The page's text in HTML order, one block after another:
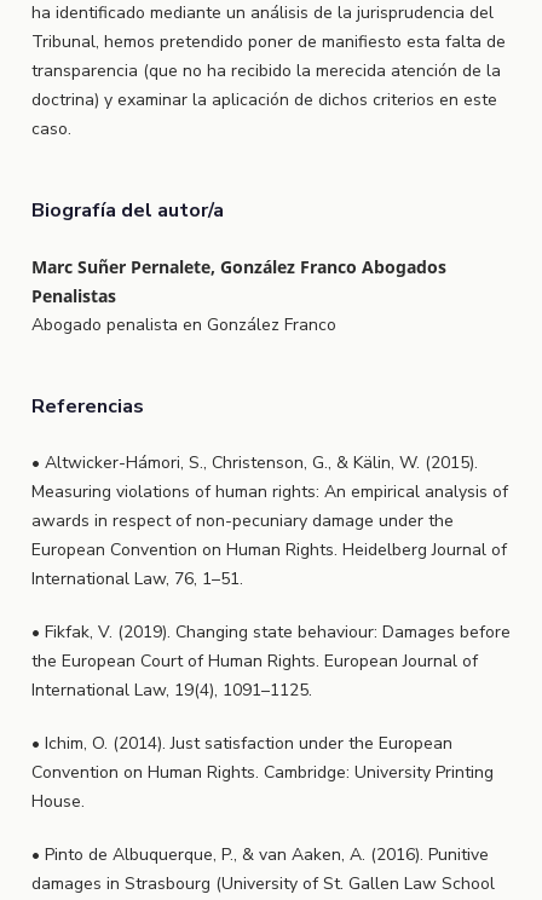
ha identificado mediante un análisis de la jurisprudencia del
Tribunal, hemos pretendido poner de manifiesto esta falta de
transparencia (que no ha recibido la merecida atención de la
doctrina) y examinar la aplicación de dichos criterios en este
caso.
Biografía del autor/a
Marc Suñer Pernalete, González Franco Abogados
Penalistas
Abogado penalista en González Franco
Referencias
• Altwicker-Hámori, S., Christenson, G., & Kälin, W. (2015).
Measuring violations of human rights: An empirical analysis of
awards in respect of non-pecuniary damage under the
European Convention on Human Rights. Heidelberg Journal of
International Law, 76, 1–51.
• Fikfak, V. (2019). Changing state behaviour: Damages before
the European Court of Human Rights. European Journal of
International Law, 19(4), 1091–1125.
• Ichim, O. (2014). Just satisfaction under the European
Convention on Human Rights. Cambridge: University Printing
House.
• Pinto de Albuquerque, P., & van Aaken, A. (2016). Punitive
damages in Strasbourg (University of St. Gallen Law School